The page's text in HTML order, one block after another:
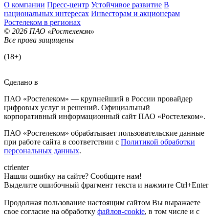
О компании Пресс-центр Устойчивое развитие В
национальных интересах Инвесторам и акционерам
Ростелеком в регионах
© 2026 ПАО «Ростелеком»
Все права защищены
(18+)
Сделано в
ПАО «Ростелеком» — крупнейший в России провайдер
цифровых услуг и решений. Официальный
корпоративный информационный сайт ПАО «Ростелеком».
ПАО «Ростелеком» обрабатывает пользовательские данные
при работе сайта в соответствии с Политикой обработки
персональных данных.
ctrlenter
Нашли ошибку на сайте? Сообщите нам!
Выделите ошибочный фрагмент текста и нажмите Ctrl+Enter
Продолжая пользование настоящим сайтом Вы выражаете
свое согласие на обработку файлов-cookie, в том числе и с